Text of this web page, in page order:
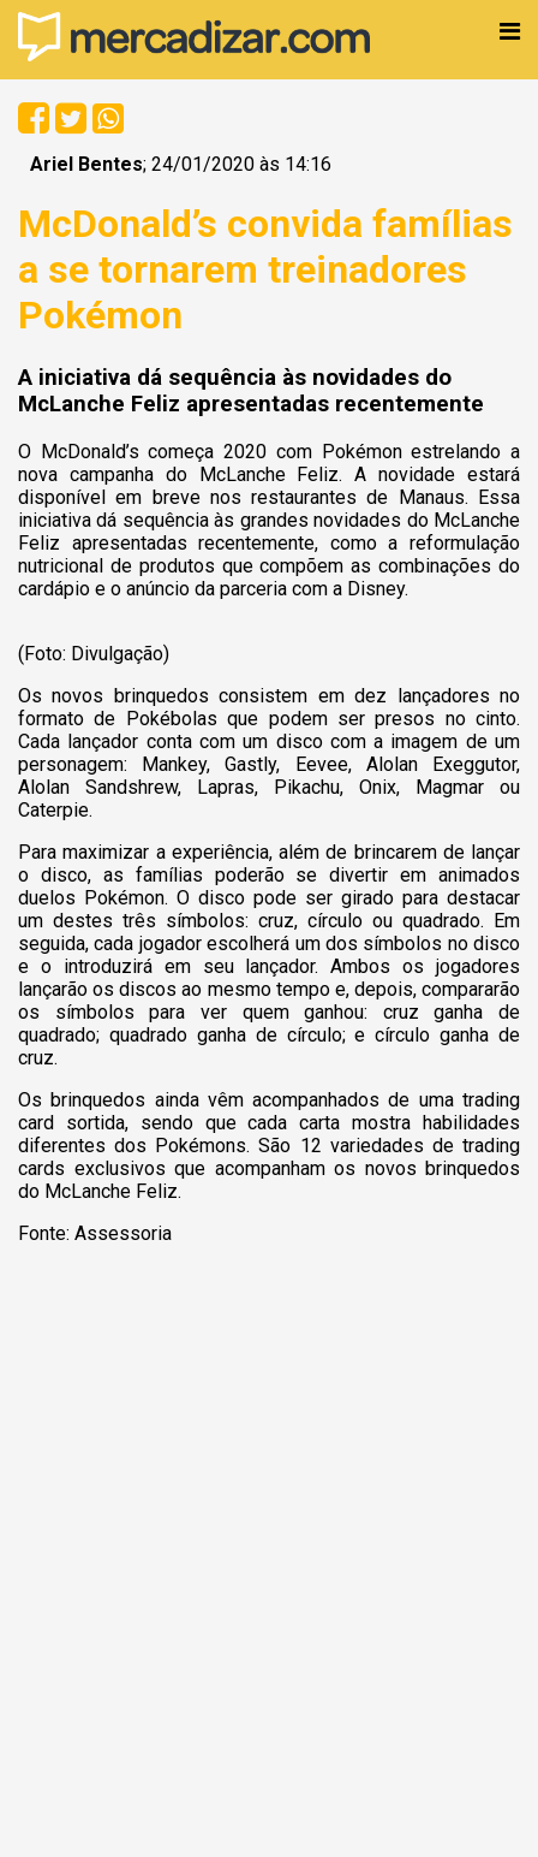
Ariel Bentes; 24/01/2020 às 14:16
McDonald’s convida famílias
a se tornarem treinadores
Pokémon
A iniciativa dá sequência às novidades do
McLanche Feliz apresentadas recentemente
O McDonald’s começa 2020 com Pokémon estrelando a
nova campanha do McLanche Feliz. A novidade estará
disponível em breve nos restaurantes de Manaus. Essa
iniciativa dá sequência às grandes novidades do McLanche
Feliz apresentadas recentemente, como a reformulação
nutricional de produtos que compõem as combinações do
cardápio e o anúncio da parceria com a Disney.
(Foto: Divulgação)
Os novos brinquedos consistem em dez lançadores no
formato de Pokébolas que podem ser presos no cinto.
Cada lançador conta com um disco com a imagem de um
personagem: Mankey, Gastly, Eevee, Alolan Exeggutor,
Alolan Sandshrew, Lapras, Pikachu, Onix, Magmar ou
Caterpie.
Para maximizar a experiência, além de brincarem de lançar
o disco, as famílias poderão se divertir em animados
duelos Pokémon. O disco pode ser girado para destacar
um destes três símbolos: cruz, círculo ou quadrado. Em
seguida, cada jogador escolherá um dos símbolos no disco
e o introduzirá em seu lançador. Ambos os jogadores
lançarão os discos ao mesmo tempo e, depois, compararão
os símbolos para ver quem ganhou: cruz ganha de
quadrado; quadrado ganha de círculo; e círculo ganha de
cruz.
Os brinquedos ainda vêm acompanhados de uma trading
card sortida, sendo que cada carta mostra habilidades
diferentes dos Pokémons. São 12 variedades de trading
cards exclusivos que acompanham os novos brinquedos
do McLanche Feliz.
Fonte: Assessoria